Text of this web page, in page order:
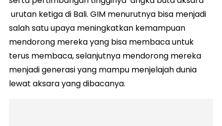
urutan ketiga di Bali. GIM menurutnya bisa menjadi
salah satu upaya meningkatkan kemampuan
mendorong mereka yang bisa membaca untuk
terus membaca, selanjutnya mendorong mereka
menjadi generasi yang mampu menjelajah dunia
lewat aksara yang dibacanya.